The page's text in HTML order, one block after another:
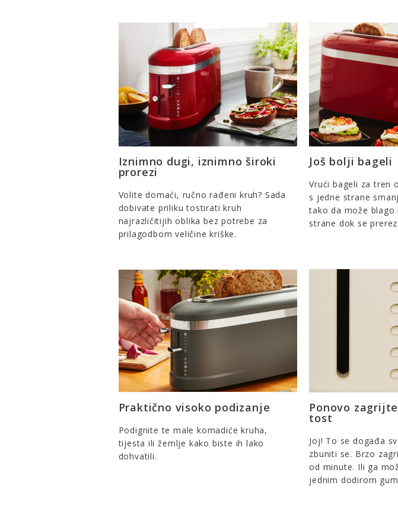
Iznimno dugi, iznimno široki
prorezi
Volite domaći, ručno rađeni kruh? Sada
dobivate priliku tostirati kruh
najrazličitijih oblika bez potrebe za
prilagodbom veličine kriške.
Još bolji bageli
Vrući bageli za tren
s jedne strane
tako da može
strane dok se
Praktično visoko podizanje
Podignite te male komadiće kruha,
tijesta ili žemlje kako biste ih lako
dohvatili.
Ponovo
tost
Joj! To se događa
zbuniti se. Brzo
od minute. Ili ga
jednim dodirom